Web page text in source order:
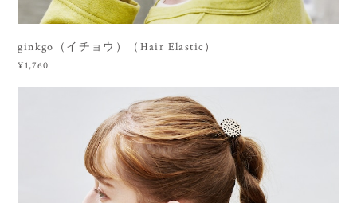
ginkgo（イチョウ）（Hair Elastic）
¥1,760